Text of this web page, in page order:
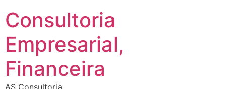
Consultoria
Empresarial,
Financeira
AS Consultoria